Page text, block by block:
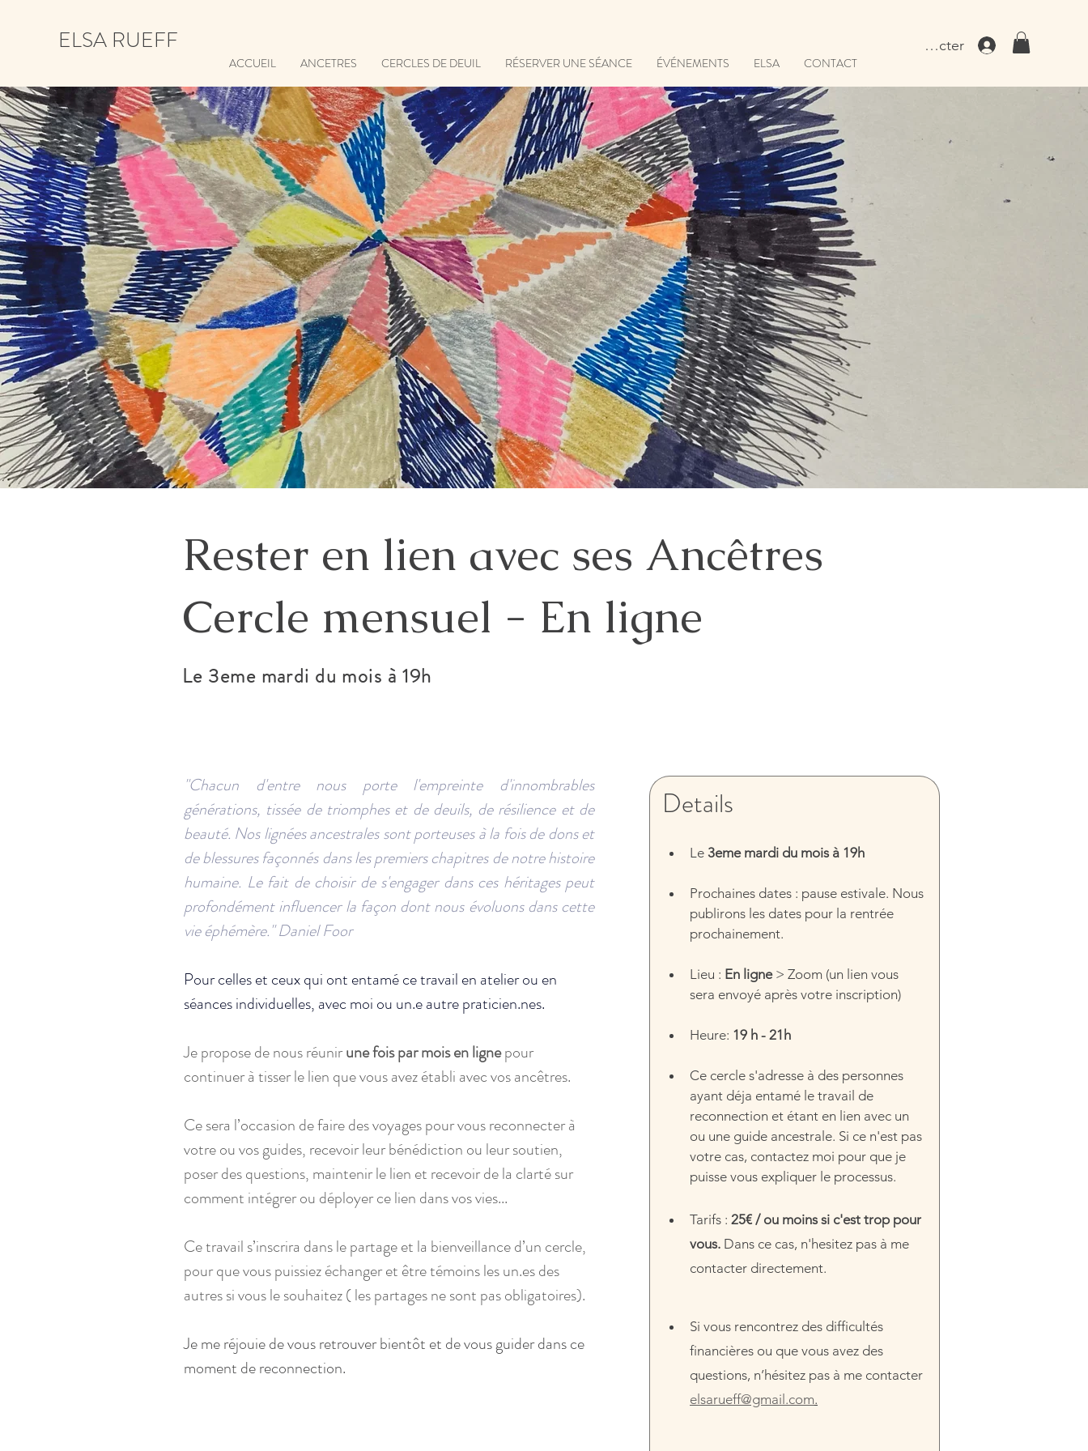
ELSA RUEFF Se connecter
ACCUEIL ANCETRES CERCLES DE DEUIL RÉSERVER UNE SÉANCE ÉVÉNEMENTS ELSA CONTACT
Rester en lien avec ses Ancêtres
Cercle mensuel - En ligne
Le 3eme mardi du mois à 19h
"Chacun d'entre nous porte l'empreinte d'innombrables
générations, tissée de triomphes et de deuils, de résilience et de
beauté. Nos lignées ancestrales sont porteuses à la fois de dons et
de blessures façonnés dans les premiers chapitres de notre histoire
humaine. Le fait de choisir de s'engager dans ces héritages peut
profondément influencer la façon dont nous évoluons dans cette
vie éphémère." Daniel Foor
Pour celles et ceux qui ont entamé ce travail en atelier ou en
séances individuelles, avec moi ou un.e autre praticien.nes.
Je propose de nous réunir une fois par mois en ligne pour
continuer à tisser le lien que vous avez établi avec vos ancêtres.
Ce sera l’occasion de faire des voyages pour vous reconnecter à
votre ou vos guides, recevoir leur bénédiction ou leur soutien,
poser des questions, maintenir le lien et recevoir de la clarté sur
comment intégrer ou déployer ce lien dans vos vies...
Ce travail s’inscrira dans le partage et la bienveillance d’un cercle,
pour que vous puissiez échanger et être témoins les un.es des
autres si vous le souhaitez ( les partages ne sont pas obligatoires).
Je me réjouie de vous retrouver bientôt et de vous guider dans ce
moment de reconnection.
Details
Le 3eme mardi du mois à 19h
Prochaines dates : pause estivale. Nous
publirons les dates pour la rentrée
prochainement.
Lieu : En ligne > Zoom (un lien vous
sera envoyé après votre inscription)
Heure: 19 h - 21h
Ce cercle s'adresse à des personnes
ayant déja entamé le travail de
reconnection et étant en lien avec un
ou une guide ancestrale. Si ce n'est pas
votre cas, contactez moi pour que je
puisse vous expliquer le processus.
Tarifs : 25€ / ou moins si c'est trop pour
vous. Dans ce cas, n'hesitez pas à me
contacter directement.
Si vous rencontrez des difficultés
financières ou que vous avez des
questions, n’hésitez pas à me contacter
elsarueff@gmail.com.